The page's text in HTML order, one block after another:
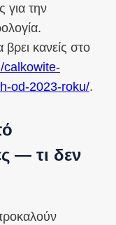
για την
κανείς στο
calkowite-
od-2023-roku/.
— τι δεν